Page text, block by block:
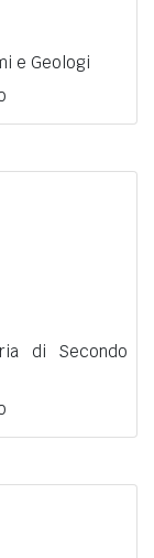
e Geologi
di Secondo